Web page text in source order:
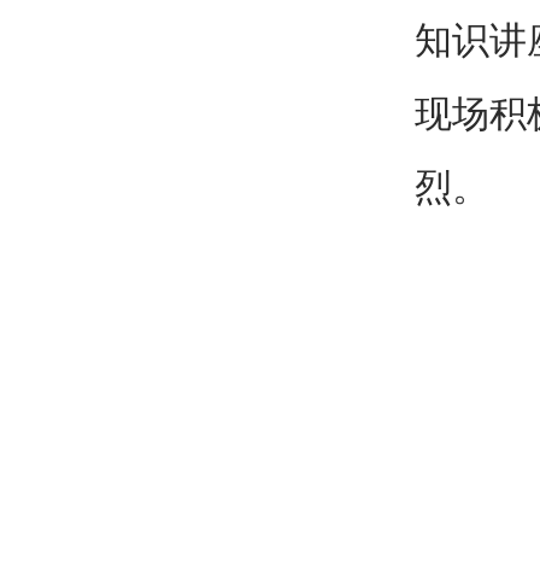
知识讲
现场积
烈。